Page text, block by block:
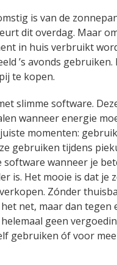
is van de
dit overdag. Maar
in huis verbruikt
’s avonds
te kopen.
slimme software.
wanneer energie
momenten:
gebruiken tijdens
software wanneer je
is. Het mooie is dat je
Zónder
net, maar dan tegen
geen
gebruiken óf voor